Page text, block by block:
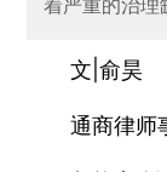
着严重的治理
文|俞昊
通商律师